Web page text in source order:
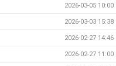
2026-03-05 10:00
2026-03-03 15:38
2026-02-27 14:46
2026-02-27 11:00